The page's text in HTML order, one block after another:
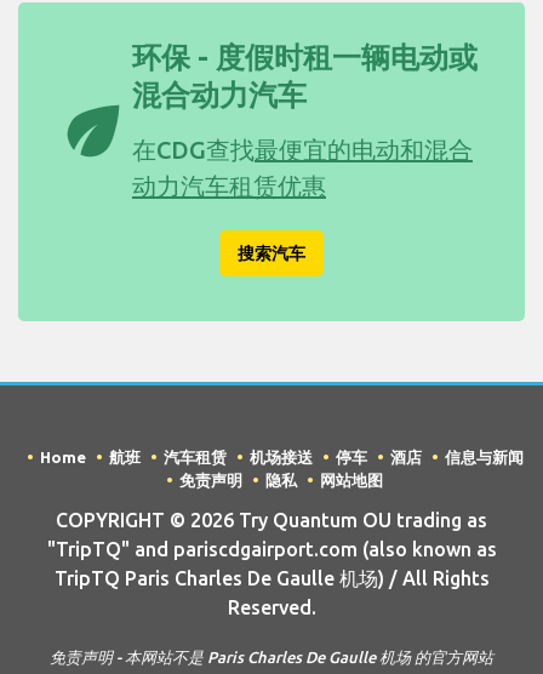
eco
环保 - 度假时租一辆电动或
混合动力汽车
在CDG查找最便宜的电动和混合
动力汽车租赁优惠
搜索汽车
Home 航班 汽车租赁 机场接送 停车 酒店
信息与新闻
免责声明
隐私 网站地图
COPYRIGHT © 2026 Try Quantum OU trading as
"TripTQ" and pariscdgairport.com (also known as
TripTQ Paris Charles De Gaulle 机场) / All Rights
Reserved.
免责声明 - 本网站不是 Paris Charles De Gaulle 机场 的官方网站